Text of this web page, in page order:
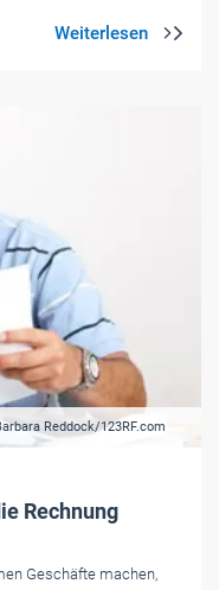
Reddock/123RF.com
Rechnung
Geschäfte machen,